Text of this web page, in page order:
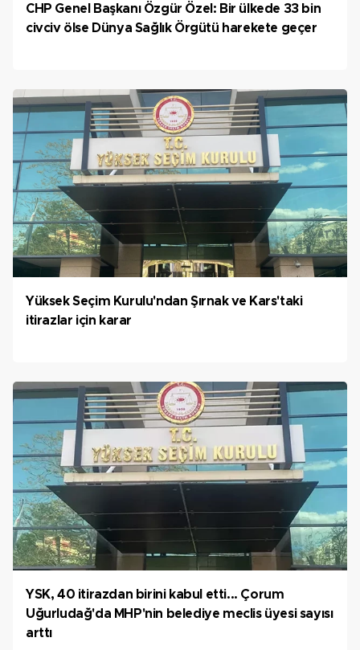
CHP Genel Başkanı Özgür Özel: Bir ülkede 33 bin
civciv ölse Dünya Sağlık Örgütü harekete geçer
Yüksek Seçim Kurulu'ndan Şırnak ve Kars'taki
itirazlar için karar
YSK, 40 itirazdan birini kabul etti... Çorum
Uğurludağ'da MHP'nin belediye meclis üyesi sayısı
arttı